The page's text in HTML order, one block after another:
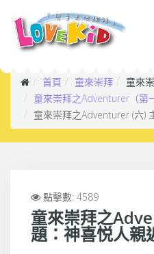
首頁 童來崇拜
童來
童來崇拜之Adventurer（第
童來崇拜之Adventurer (六)
點擊數: 4589
童來崇拜之
題：神喜悦人親